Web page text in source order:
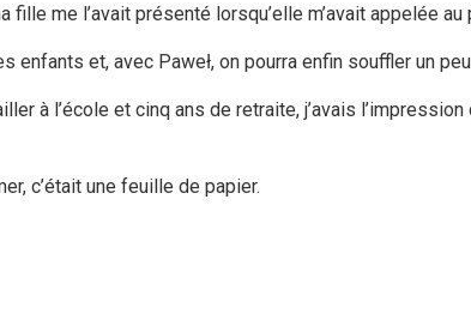
me l’avait présenté lorsqu’elle m’avait appelée
et, avec Paweł, on pourra enfin souffler un
à l’école et cinq ans de retraite, j’avais
c’était une feuille de papier.